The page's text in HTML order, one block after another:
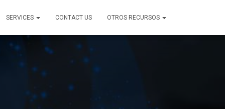
SERVICES CONTACT US OTROS RECURSOS